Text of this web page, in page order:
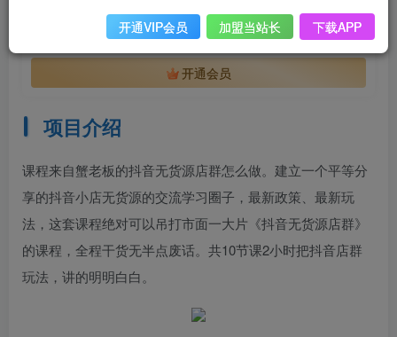
您暂无购买权限，请先开通会员
开通会员
项目介绍
课程来自蟹老板的抖音无货源店群怎么做。建立一个平等分
享的抖音小店无货源的交流学习圈子，最新政策、最新玩
法，这套课程绝对可以吊打市面一大片《抖音无货源店群》
的课程，全程干货无半点废话。共10节课2小时把抖音店群
玩法，讲的明明白白。
开通VIP会员 加盟当站长 下载APP